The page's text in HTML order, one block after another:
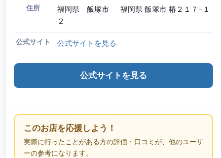
住所
福岡県 飯塚市 福岡県 飯塚市 椿２１７−１
２
公式サイト 公式サイトを見る
公式サイトを見る
このお店を応援しよう！
実際に行ったことがある方の評価・口コミが、他のユーザ
ーの参考になります。